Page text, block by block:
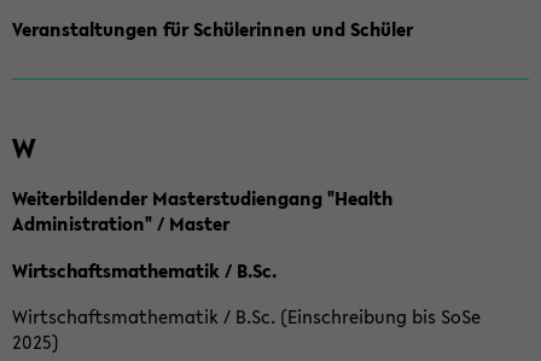
Veranstaltungen für Schülerinnen und Schüler
W
Weiterbildender Masterstudiengang "Health
Administration" / Master
Wirtschaftsmathematik / B.Sc.
Wirtschaftsmathematik / B.Sc. (Einschreibung bis SoSe
2025)